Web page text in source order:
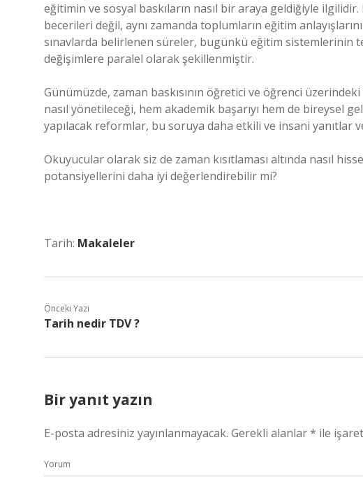
eğitimin ve sosyal baskıların nasıl bir araya geldiğiyle
becerileri değil, aynı zamanda toplumların eğitim
sınavlarda belirlenen süreler, bugünkü eğitim
değişimlere paralel olarak şekillenmiştir.
Günümüzde, zaman baskısının öğretici ve öğrenci
nasıl yönetileceği, hem akademik başarıyı hem de bireysel
yapılacak reformlar, bu soruya daha etkili ve insani yanıtlar
Okuyucular olarak siz de zaman kısıtlaması altında nasıl
potansiyellerini daha iyi değerlendirebilir mi?
Tarih: Makaleler
Önceki Yazı
Tarih nedir TDV ?
Bir yanıt yazın
E-posta adresiniz yayınlanmayacak. Gerekli alanlar* ile
Yorum